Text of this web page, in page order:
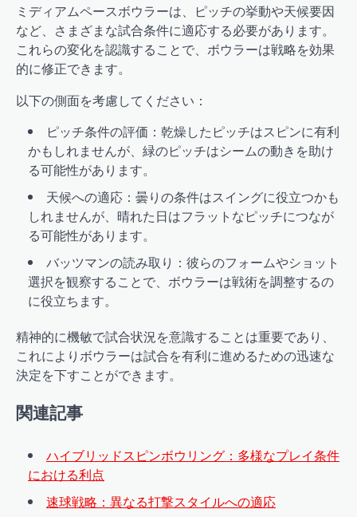
ミディアムペースボウラーは、ピッチの挙動や天候要因
など、さまざまな試合条件に適応する必要があります。
これらの変化を認識することで、ボウラーは戦略を効果
的に修正できます。
以下の側面を考慮してください：
ピッチ条件の評価：乾燥したピッチはスピンに有利
かもしれませんが、緑のピッチはシームの動きを助け
る可能性があります。
天候への適応：曇りの条件はスイングに役立つかも
しれませんが、晴れた日はフラットなピッチにつなが
る可能性があります。
バッツマンの読み取り：彼らのフォームやショット
選択を観察することで、ボウラーは戦術を調整するの
に役立ちます。
精神的に機敏で試合状況を意識することは重要であり、
これによりボウラーは試合を有利に進めるための迅速な
決定を下すことができます。
関連記事
ハイブリッドスピンボウリング：多様なプレイ条件
における利点
速球戦略：異なる打撃スタイルへの適応